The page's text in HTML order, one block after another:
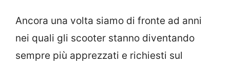
Ancora una volta siamo di fronte ad anni
nei quali gli scooter stanno diventando
sempre più apprezzati e richiesti sul